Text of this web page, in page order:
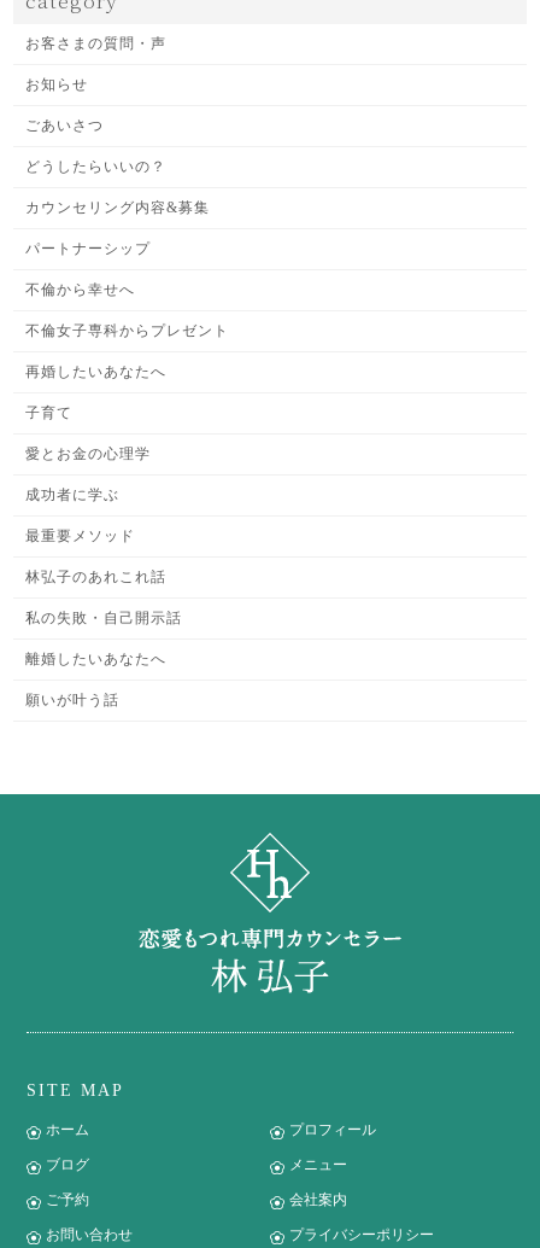
お客さまの質問・声
お知らせ
ごあいさつ
どうしたらいいの？
カウンセリング内容&募集
パートナーシップ
不倫から幸せへ
不倫女子専科からプレゼント
再婚したいあなたへ
子育て
愛とお金の心理学
成功者に学ぶ
最重要メソッド
林弘子のあれこれ話
私の失敗・自己開示話
離婚したいあなたへ
願いが叶う話
SITE MAP
ホーム プロフィール
ブログ メニュー
ご予約 会社案内
お問い合わせ プライバシーポリシー